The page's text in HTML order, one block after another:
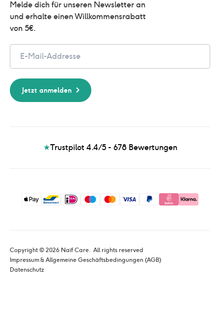
Melde dich für unseren Newsletter an
und erhalte einen Willkommensrabatt
von 5€.
Email
Jetzt anmelden
★Trustpilot 4.4/5 - 678 Bewertungen
Copyright © 2026 Naïf Care. All rights reserved
Impressum & Allgemeine Geschäftsbedingungen (AGB)
Datenschutz